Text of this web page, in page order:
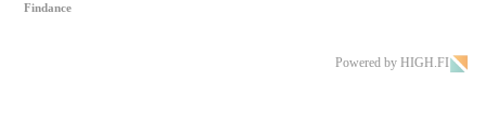
Findance
Powered by HIGH.FI